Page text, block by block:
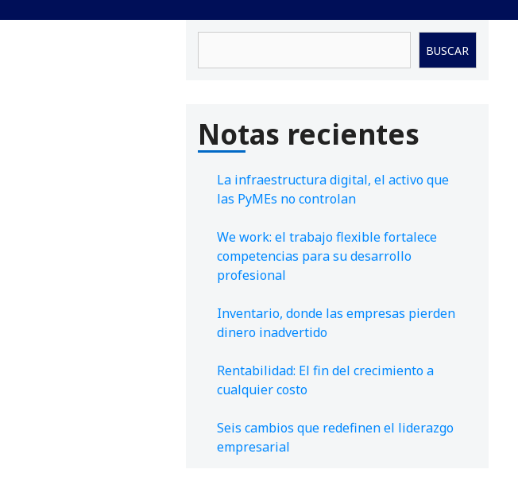
BUSCAR
Notas recientes
La infraestructura digital, el activo que
las PyMEs no controlan
We work: el trabajo flexible fortalece
competencias para su desarrollo
profesional
Inventario, donde las empresas pierden
dinero inadvertido
Rentabilidad: El fin del crecimiento a
cualquier costo
Seis cambios que redefinen el liderazgo
empresarial